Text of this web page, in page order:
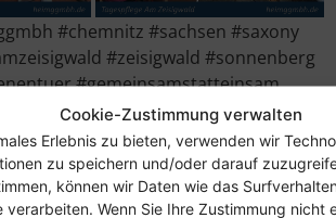
Cookie-Zustimmung verwalten
Erlebnis zu bieten, verwenden wir
zu speichern und/oder darauf
können wir Daten wie das
verarbeiten. Wenn Sie Ihre Zustimmung nicht
#chemnitz #sachsen #saxony
#zeisigwald #sonnenberg
#gemeinsamstatteinsam
#engagiert #pflege #dienstleistung
#rentner #angehoerige